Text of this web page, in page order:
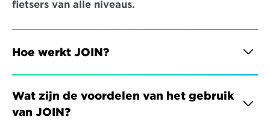
fietsers van alle niveaus.
Hoe werkt JOIN?
Wat zijn de voordelen van het gebruik
van JOIN?